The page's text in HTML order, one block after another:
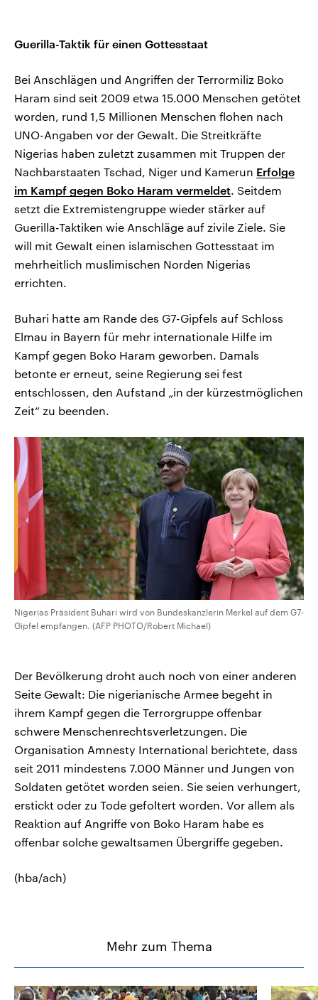
Guerilla-Taktik für einen Gottesstaat
Bei Anschlägen und Angriffen der Terrormiliz Boko
Haram sind seit 2009 etwa 15.000 Menschen getötet
worden, rund 1,5 Millionen Menschen flohen nach
UNO-Angaben vor der Gewalt. Die Streitkräfte
Nigerias haben zuletzt zusammen mit Truppen der
Nachbarstaaten Tschad, Niger und Kamerun Erfolge
im Kampf gegen Boko Haram vermeldet. Seitdem
setzt die Extremistengruppe wieder stärker auf
Guerilla-Taktiken wie Anschläge auf zivile Ziele. Sie
will mit Gewalt einen islamischen Gottesstaat im
mehrheitlich muslimischen Norden Nigerias
errichten.
Buhari hatte am Rande des G7-Gipfels auf Schloss
Elmau in Bayern für mehr internationale Hilfe im
Kampf gegen Boko Haram geworben. Damals
betonte er erneut, seine Regierung sei fest
entschlossen, den Aufstand „in der kürzestmöglichen
Zeit“ zu beenden.
Nigerias Präsident Buhari wird von Bundeskanzlerin Merkel auf dem G7-
Gipfel empfangen. (AFP PHOTO/Robert Michael)
Der Bevölkerung droht auch noch von einer anderen
Seite Gewalt: Die nigerianische Armee begeht in
ihrem Kampf gegen die Terrorgruppe offenbar
schwere Menschenrechtsverletzungen. Die
Organisation Amnesty International berichtete, dass
seit 2011 mindestens 7.000 Männer und Jungen von
Soldaten getötet worden seien. Sie seien verhungert,
erstickt oder zu Tode gefoltert worden. Vor allem als
Reaktion auf Angriffe von Boko Haram habe es
offenbar solche gewaltsamen Übergriffe gegeben.
(hba/ach)
Mehr zum Thema